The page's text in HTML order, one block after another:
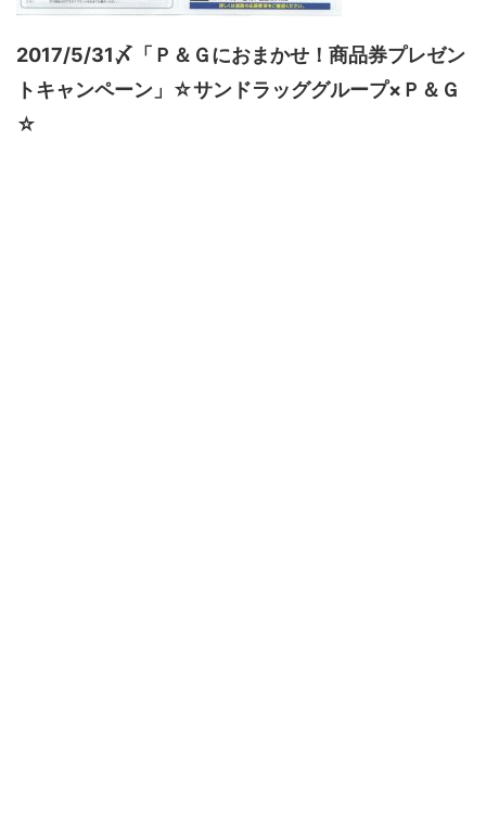
2017/5/31〆「Ｐ＆Ｇにおまかせ！商品券プレゼン
トキャンペーン」☆サンドラッググループ×Ｐ＆Ｇ
☆